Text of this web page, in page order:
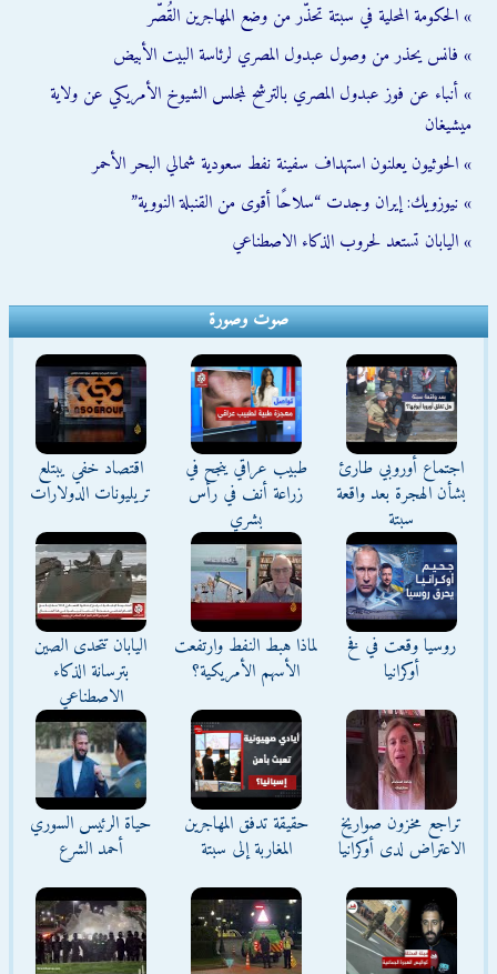
» الحكومة المحلية في سبتة تحذّر من وضع المهاجرين القُصّر
» فانس يحذر من وصول عبدول المصري لرئاسة البيت الأبيض
» أنباء عن فوز عبدول المصري بالترشح لمجلس الشيوخ الأمريكي عن ولاية
ميشيغان
» الحوثيون يعلنون استهداف سفينة نفط سعودية شمالي البحر الأحمر
» نيوزويك: إيران وجدت “سلاحًا أقوى من القنبلة النووية”
» اليابان تستعد لحروب الذكاء الاصطناعي
صوت وصورة
اجتماع أوروبي طارئ
بشأن الهجرة بعد واقعة
سبتة
طبيب عراقي ينجح في
زراعة أنف في رأس
بشري
اقتصاد خفي يبتلع
تريليونات الدولارات
روسيا وقعت في فخ
أوكرانيا
لماذا هبط النفط وارتفعت
الأسهم الأمريكية؟
اليابان تتحدى الصين
بترسانة الذكاء
الاصطناعي
تراجع مخزون صواريخ
الاعتراض لدى أوكرانيا
حقيقة تدفق المهاجرين
المغاربة إلى سبتة
حياة الرئيس السوري
أحمد الشرع